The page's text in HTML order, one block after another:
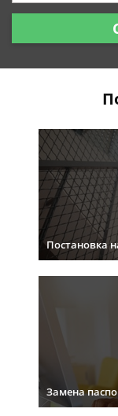
Постановка
Замена